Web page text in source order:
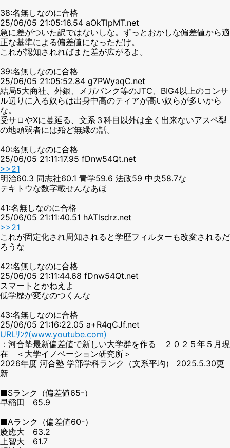
38:名無しなのに合格
25/06/05 21:05:16.54 aOkTlpMT.net
急に差がついた訳ではないしな。ずっとおかしな偏差値から適
正な基準による偏差値になっただけ。
これが認知されればまた差が広がるよ。
39:名無しなのに合格
25/06/05 21:05:52.84 g7PWyaqC.net
結局5大商社、外銀、メガバンク等のJTC、BIG4以上のコンサ
ル辺りに入る奴らは出身中高のティアが高い奴らが多いから
な。
受サロやXに蔓延る、文系３科目以外は全く出来ないアスペ型
の地頭弱者には殆ど無縁の話。
40:名無しなのに合格
25/06/05 21:11:17.95 fDnw54Qt.net
>>21
明治60.3 同志社60.1 青学59.6 法政59 中央58.7な
テキトウな数字載せんなあほ
41:名無しなのに合格
25/06/05 21:11:40.51 hATlsdrz.net
>>21
これが固定化され周知されると学歴フィルターも改変されるだ
ろうな
42:名無しなのに合格
25/06/05 21:11:44.68 fDnw54Qt.net
スマートとかねえよ
低学歴が変なのつくんな
43:名無しなのに合格
25/06/05 21:16:22.05 a+R4qCJf.net
URLﾘﾝｸ(www.youtube.com)
：河合塾最新偏差値で新しい大学群を作る ２０２５年５月現
在 ＜大学イノベーション研究所＞
2026年度 河合塾 学部学科ランク（文系平均） 2025.5.30更
新
■Sランク（偏差値65-）
早稲田 65.9
■Aランク（偏差値60-）
慶應大 63.2
上智大 61.7